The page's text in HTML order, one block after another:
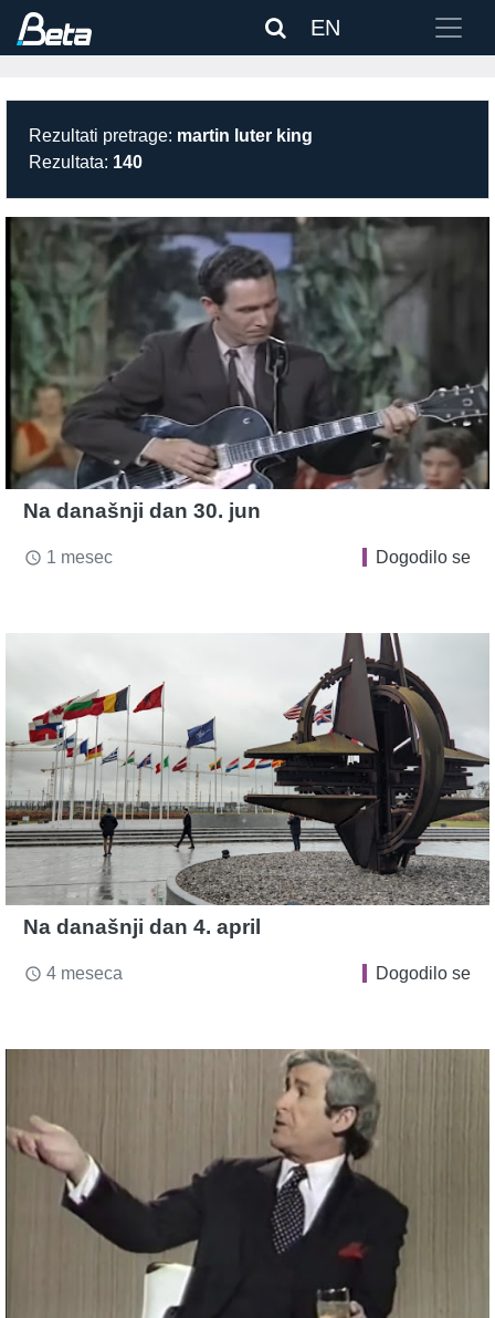
EN
Rezultati pretrage: martin luter king
Rezultata: 140
Na današnji dan 30. jun
access_time 1 mesec Dogodilo se
Na današnji dan 4. april
access_time 4 meseca Dogodilo se